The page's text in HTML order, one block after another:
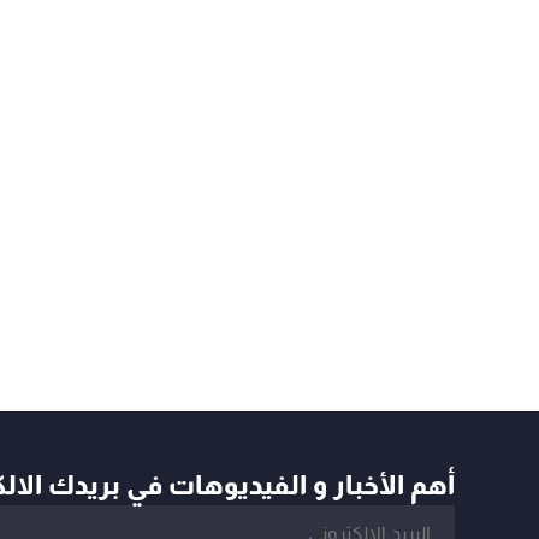
أهم الأخبار و الفيديوهات في بريدك